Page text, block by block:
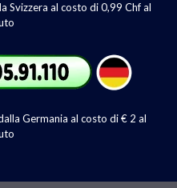
Svizzera al costo di 0,99 Chf al
Germania al costo di € 2 al